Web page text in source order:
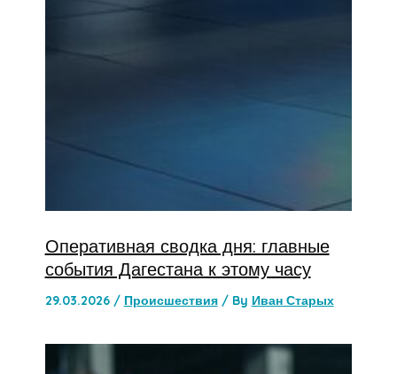
Оперативная сводка дня: главные
события Дагестана к этому часу
29.03.2026 / Происшествия/ By Иван Старых